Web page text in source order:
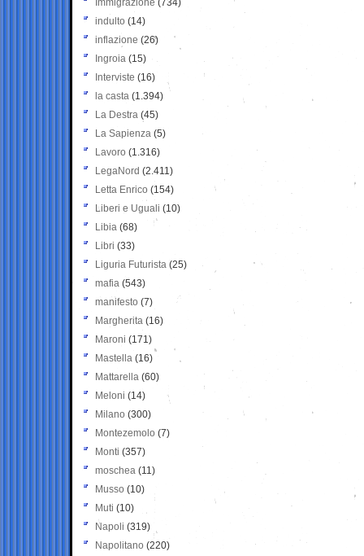
Immigrazione (734)
indulto (14)
inflazione (26)
Ingroia (15)
Interviste (16)
la casta (1.394)
La Destra (45)
La Sapienza (5)
Lavoro (1.316)
LegaNord (2.411)
Letta Enrico (154)
Liberi e Uguali (10)
Libia (68)
Libri (33)
Liguria Futurista (25)
mafia (543)
manifesto (7)
Margherita (16)
Maroni (171)
Mastella (16)
Mattarella (60)
Meloni (14)
Milano (300)
Montezemolo (7)
Monti (357)
moschea (11)
Musso (10)
Muti (10)
Napoli (319)
Napolitano (220)